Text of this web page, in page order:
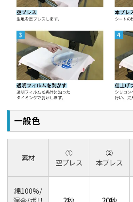
一般色
素材
①
空プレス
②
本プレス
綿100%/